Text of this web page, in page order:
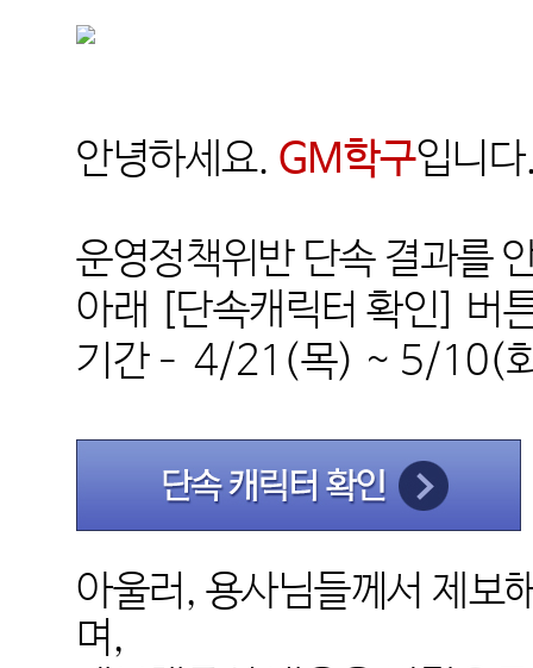
안녕하세요. GM학구입니다
운영정책위반 단속 결과를
아래
단속캐릭터 확인
버
기간– 4/21(목) ~ 5/10(
아울러, 용사님들께서 제보
며,